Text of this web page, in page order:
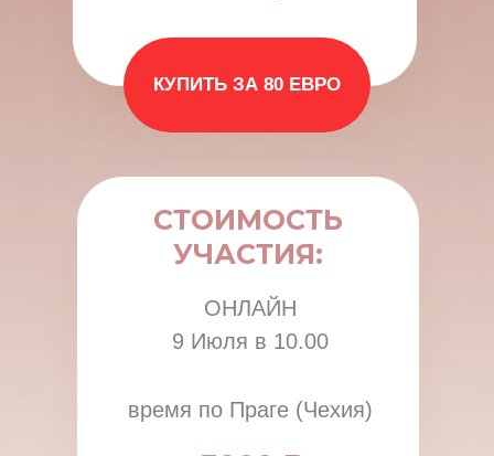
СТОИМОСТЬ
УЧАСТИЯ:
КУПИТЬ ЗА 80 ЕВРО
ОНЛАЙН
9 Июля в 10.00
время по Праге (Чехия)